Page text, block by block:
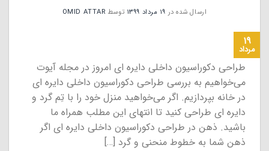
ارسال شده در ۱۹ مرداد ۱۳۹۹ توسط OMID ATTAR
۱۹
مرداد
طراحی دکوراسیون داخلی دایره ای امروز در مجله آیوت
می‌خواهیم به بررسی طراحی دکوراسیون داخلی دایره ای
در خانه بپردازیم.‌ اگر می‌خواهید منزل خود را با تِم گرد و
دایره ای طراحی کنید تا انتهای این مطلب همراه ما
باشید. ذهن در طراحی دکوراسیون داخلی دایره ای اگر
ذهن شما به خطوط منحنی و گرد […]